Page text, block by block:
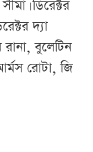
ডিরেক্টর
দ্যা
বুলেটিন
রোটা, জি